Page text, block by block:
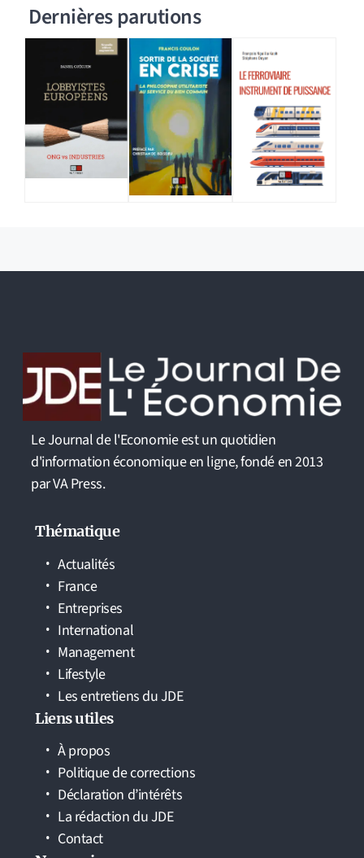
Dernières parutions
Le Journal de l'Economie est un quotidien
d'information économique en ligne, fondé en 2013
par VA Press.
Thématique
Actualités
France
Entreprises
International
Management
Lifestyle
Les entretiens du JDE
Liens utiles
À propos
Politique de corrections
Déclaration d’intérêts
La rédaction du JDE
Contact